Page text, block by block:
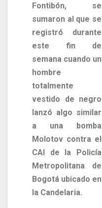
Fontibón, se
sumaron al que se
registró durante
este fin de
semana cuando un
hombre
totalmente
vestido de negro
lanzó algo similar
a una bomba
Molotov contra el
CAI de la Policía
Metropolitana de
Bogotá ubicado en
la Candelaria.